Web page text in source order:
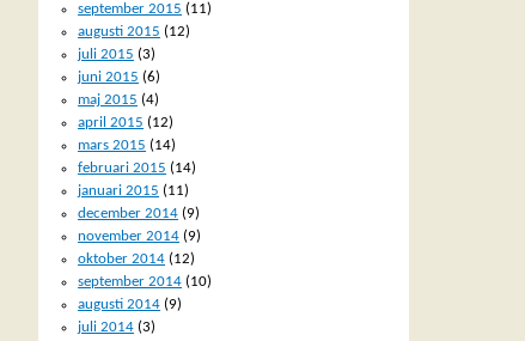
september 2015 (11)
augusti 2015 (12)
juli 2015 (3)
juni 2015 (6)
maj 2015 (4)
april 2015 (12)
mars 2015 (14)
februari 2015 (14)
januari 2015 (11)
december 2014 (9)
november 2014 (9)
oktober 2014 (12)
september 2014 (10)
augusti 2014 (9)
juli 2014 (3)